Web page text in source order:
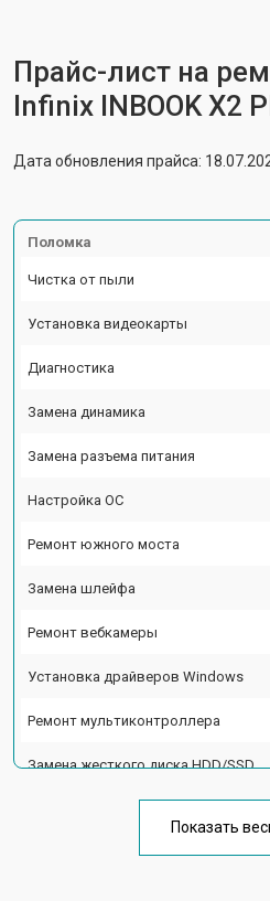
Прайс-лист на
Infinix INBOOK X2
Дата обновления прайса:
Поломка
Чистка от пыли
Установка видеокарты
Диагностика
Замена динамика
Замена разъема питания
Настройка ОС
Ремонт южного моста
Замена шлейфа
Ремонт вебкамеры
Установка драйверов Windows
Ремонт мультиконтроллера
Замена жесткого диска HDD/SSD
Показать